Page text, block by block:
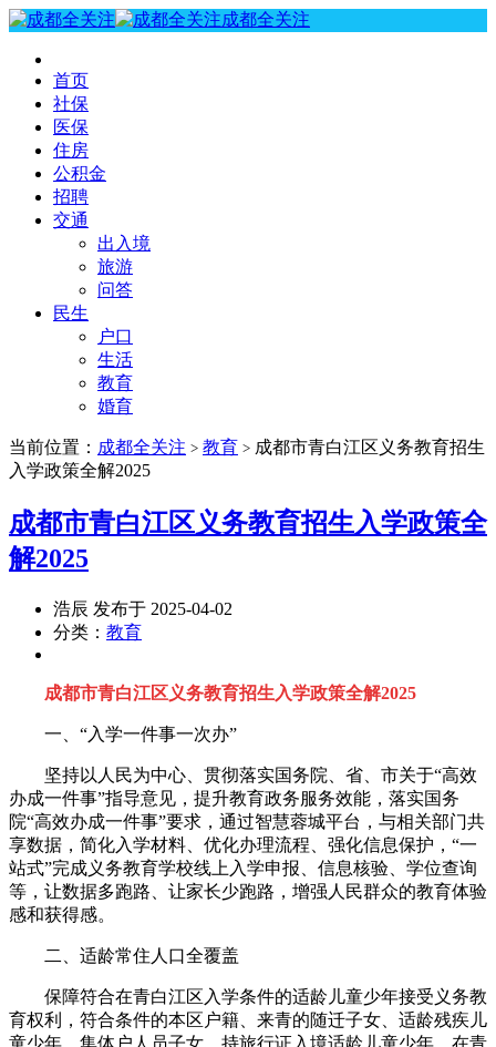
成都全关注
首页
社保
医保
住房
公积金
招聘
交通
出入境
旅游
问答
民生
户口
生活
教育
婚育
当前位置： 成都全关注 > 教育 > 成都市青白江区义务教育招生
入学政策全解2025
成都市青白江区义务教育招生入学政策全
解2025
浩辰 发布于 2025-04-02
分类： 教育
成都市青白江区义务教育招生入学政策全解2025
一、“入学一件事一次办”
坚持以人民为中心、贯彻落实国务院、省、市关于“高效
办成一件事”指导意见，提升教育政务服务效能，落实国务
院“高效办成一件事”要求，通过智慧蓉城平台，与相关部门共
享数据，简化入学材料、优化办理流程、强化信息保护，“一
站式”完成义务教育学校线上入学申报、信息核验、学位查询
等，让数据多跑路、让家长少跑路，增强人民群众的教育体验
感和获得感。
二、适龄常住人口全覆盖
保障符合在青白江区入学条件的适龄儿童少年接受义务教
育权利，符合条件的本区户籍、来青的随迁子女、适龄残疾儿
童少年、集体户人员子女、持旅行证入境适龄儿童少年、在青